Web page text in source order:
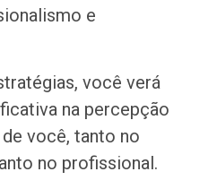
e
você verá
na percepção
você, tanto no
no profissional.